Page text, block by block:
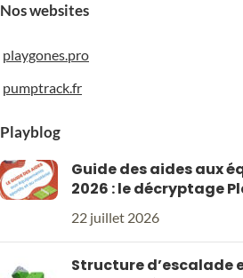
Nos websites
playgones.pro
pumptrack.fr
Playblog
Guide des aides aux
2026 : le décryptage
22 juillet 2026
Structure d’escalade